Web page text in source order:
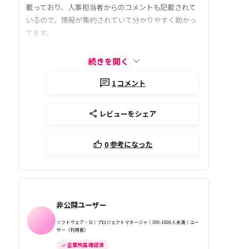
載っており、人事担当者からのコメントも記載されて
いるので、情報が集約されていて分かりやすく助かっ
てます。
続きを開く
1 コメント
レビューをシェア
0参考になった
非公開ユーザー
ソフトウェア・SI｜プロジェクトマネージャ｜300-1000人未満｜ユー
ザー（利用者）
企業所属 確認済